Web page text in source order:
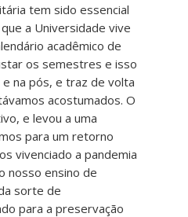
tem sido essencial
a Universidade vive
acadêmico de
os semestres e isso
na pós, e traz de volta
acostumados. O
e levou a uma
para um retorno
vivenciado a pandemia
nosso ensino de
sorte de
para a preservação